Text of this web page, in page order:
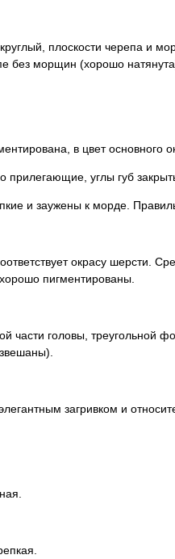
плоскости черепа и
без морщин (хорошо
в цвет основного
прилегающие, углы губ
и заужены к морде.
окрасу шерсти.
пигментированы.
части головы, треугольной
загривком и